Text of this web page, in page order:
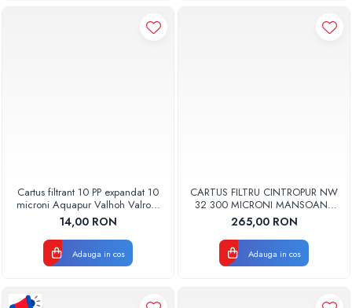
Cartus filtrant 10 PP expandat 10
microni Aquapur Valhoh Valrom
AQUA07100110020
14,00 RON
Adauga in cos
CARTUS FILTRU CINTROPUR NW
32 300 MICRONI MANSOANE
FILTRARE SET 5BUC
265,00 RON
Adauga in cos